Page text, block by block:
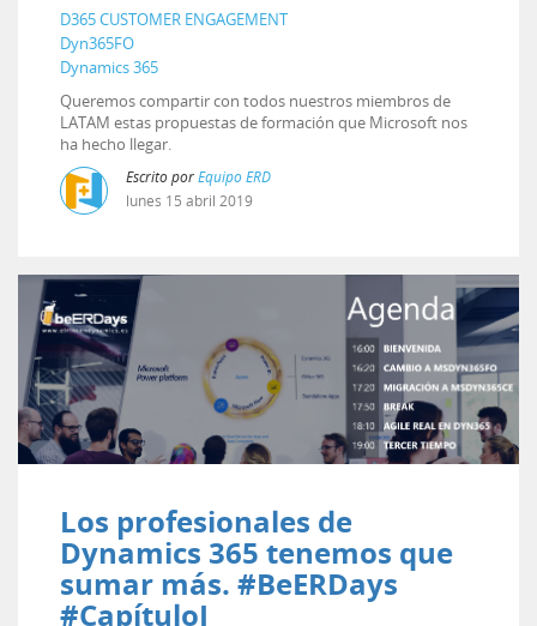
D365 CUSTOMER ENGAGEMENT
Dyn365FO
Dynamics 365
Queremos compartir con todos nuestros miembros de
LATAM estas propuestas de formación que Microsoft nos
ha hecho llegar.
Escrito porEquipo ERD
lunes 15 abril 2019
Los profesionales de
Dynamics 365 tenemos que
sumar más. #BeERDays
#CapítuloI